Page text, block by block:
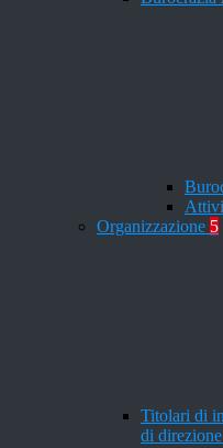
Organizzazione 5
Titolari di
di